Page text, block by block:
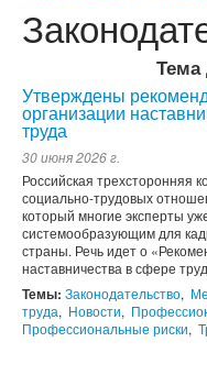
Тема
Утверждены
организации
труда
30 июня 2026 г.
Российская трехсторонняя
социально-трудовых
который многие эксперты
системообразующим для
страны. Речь идет о
наставничества в сфере
Темы: Законодательство,
труда, Новости,
Профессиональные риски,